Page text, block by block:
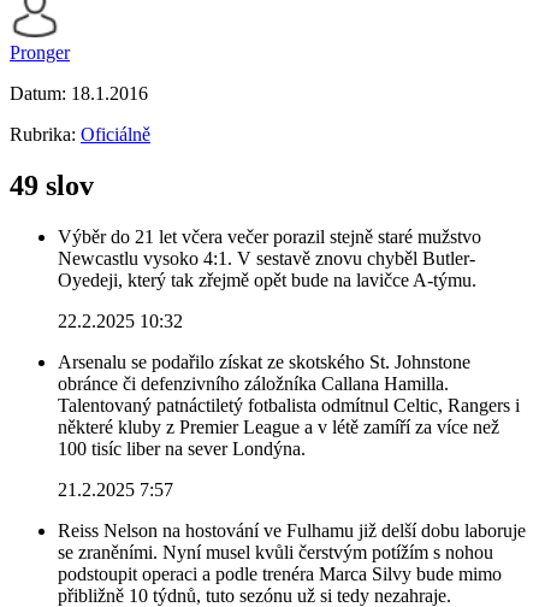
Pronger
Datum: 18.1.2016
Rubrika: Oficiálně
49 slov
Výběr do 21 let včera večer porazil stejně staré mužstvo
Newcastlu vysoko 4:1. V sestavě znovu chyběl Butler-
Oyedeji, který tak zřejmě opět bude na lavičce A-týmu.
22.2.2025 10:32
Arsenalu se podařilo získat ze skotského St. Johnstone
obránce či defenzivního záložníka Callana Hamilla.
Talentovaný patnáctiletý fotbalista odmítnul Celtic, Rangers i
některé kluby z Premier League a v létě zamíří za více než
100 tisíc liber na sever Londýna.
21.2.2025 7:57
Reiss Nelson na hostování ve Fulhamu již delší dobu laboruje
se zraněními. Nyní musel kvůli čerstvým potížím s nohou
podstoupit operaci a podle trenéra Marca Silvy bude mimo
přibližně 10 týdnů, tuto sezónu už si tedy nezahraje.